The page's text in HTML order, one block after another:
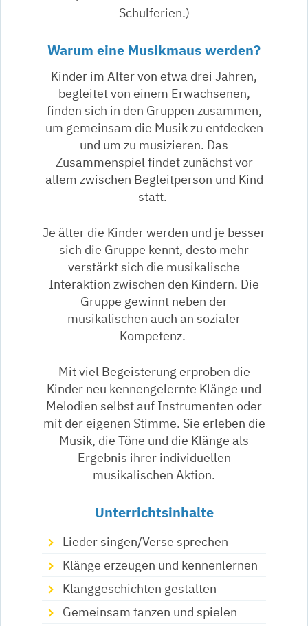
Schulferien.)
Warum eine Musikmaus werden?
Kinder im Alter von etwa drei Jahren,
begleitet von einem Erwachsenen,
finden sich in den Gruppen zusammen,
um gemeinsam die Musik zu entdecken
und um zu musizieren. Das
Zusammenspiel findet zunächst vor
allem zwischen Begleitperson und Kind
statt.
Je älter die Kinder werden und je besser
sich die Gruppe kennt, desto mehr
verstärkt sich die musikalische
Interaktion zwischen den Kindern. Die
Gruppe gewinnt neben der
musikalischen auch an sozialer
Kompetenz.
Mit viel Begeisterung erproben die
Kinder neu kennengelernte Klänge und
Melodien selbst auf Instrumenten oder
mit der eigenen Stimme. Sie erleben die
Musik, die Töne und die Klänge als
Ergebnis ihrer individuellen
musikalischen Aktion.
Unterrichtsinhalte
Lieder singen/Verse sprechen
Klänge erzeugen und kennenlernen
Klanggeschichten gestalten
Gemeinsam tanzen und spielen